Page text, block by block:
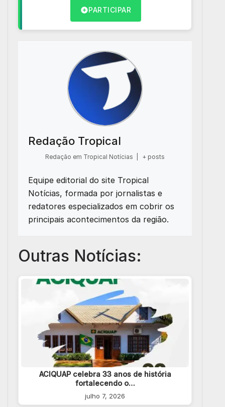
PARTICIPAR
Redação Tropical
Redação em Tropical Notícias + posts
Equipe editorial do site Tropical
Notícias, formada por jornalistas e
redatores especializados em cobrir os
principais acontecimentos da região.
Outras Notícias:
ACIQUAP celebra 33 anos de história
fortalecendo o…
julho 7, 2026